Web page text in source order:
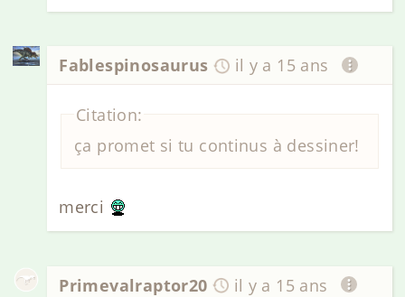
Fablespinosaurus il y a 15 ans
Citation:
ça promet si tu continus à dessiner!
merci
Primevalraptor20 il y a 15 ans